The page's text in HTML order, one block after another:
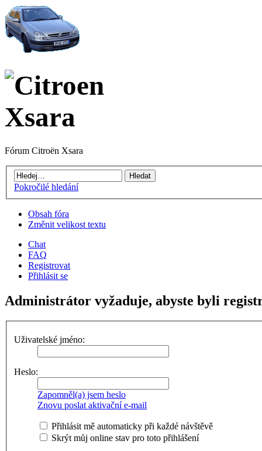
Fórum Citroën Xsara
Pokročilé hledání
Obsah fóra
Změnit velikost textu
Chat
FAQ
Registrovat
Přihlásit se
Administrátor vyžaduje, abyste byli
Uživatelské jméno:
Heslo:
Zapomněl(a) jsem heslo
Znovu poslat aktivační e-mail
Přihlásit mě automaticky při každé návštěvě
Skrýt můj online stav pro toto přihlášení